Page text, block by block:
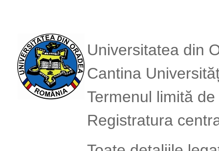
Universitatea din
Cantina
Termenul limită
Registratura